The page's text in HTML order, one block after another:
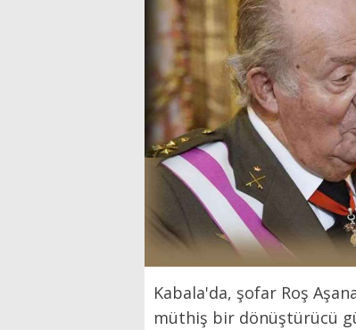
Kabala'da, şofar Roş
müthiş bir dönüştürücü